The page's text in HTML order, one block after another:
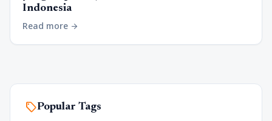
Indonesia
Read more arrow_forward
sellPopular Tags